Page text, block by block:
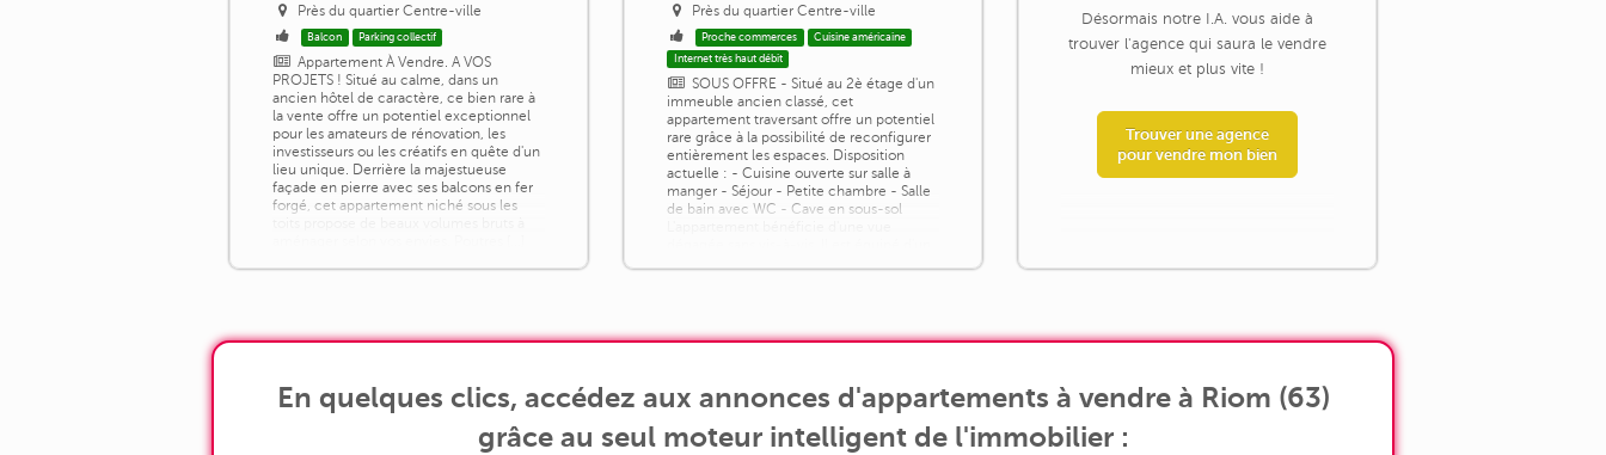
Près du quartier Centre-ville
Balcon Parking collectif
Appartement À Vendre. A VOS
PROJETS ! Situé au calme, dans un
ancien hôtel de caractère, ce bien rare à
la vente offre un potentiel exceptionnel
pour les amateurs de rénovation, les
investisseurs ou les créatifs en quête d'un
lieu unique. Derrière la majestueuse
façade en pierre avec ses balcons en fer
forgé, cet appartement niché sous les
Près du quartier Centre-ville
Proche commerces
Cuisine américaine
Internet très haut débit
SOUS OFFRE - Situé au 2è étage d'un
immeuble ancien classé, cet
appartement traversant offre un potentiel
rare grâce à la possibilité de reconfigurer
entièrement les espaces. Disposition
actuelle : - Cuisine ouverte sur salle à
manger - Séjour - Petite chambre - Salle
de bain avec WC - Cave en sous-sol
Désormais notre I.A. vous aide à
trouver l'agence qui saura le vendre
mieux et plus vite !
Trouver une agence
pour vendre mon bien
En quelques clics, accédez aux annonces d'appartements à vendre à Riom (63)
grâce au seul moteur intelligent de l'immobilier :